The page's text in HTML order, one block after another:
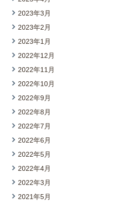
2023年3月
2023年2月
2023年1月
2022年12月
2022年11月
2022年10月
2022年9月
2022年8月
2022年7月
2022年6月
2022年5月
2022年4月
2022年3月
2021年5月